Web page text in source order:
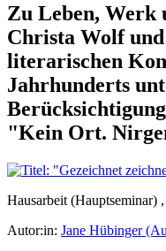
Zu Leben, Werk
Christa Wolf
literarischen
Jahrhunderts
"Kein Ort.
Hausarbeit (Hauptseminar)
Autor:in: Jane Hübinger